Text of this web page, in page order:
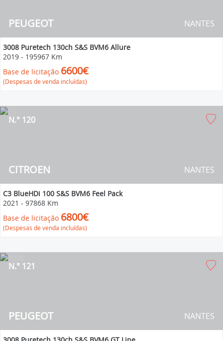
PEUGEOT NANTES
3008 Puretech 130ch S&S BVM6 Allure
2019 - 195967 Km
Base de licitação 6600€
(Despesas de venda incluídas)
CITROEN
N.° 120
NANTES
C3 BlueHDi 100 S&S BVM6 Feel Pack
2021 - 97868 Km
Base de licitação 6800€
(Despesas de venda incluídas)
PEUGEOT
N.° 121
NANTES